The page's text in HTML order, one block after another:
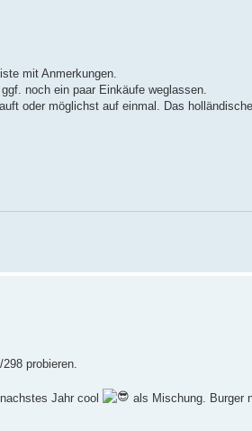
mit Anmerkungen.
noch ein paar Einkäufe weglassen.
oder möglichst auf einmal. Das
probieren.
Jahr cool
als Mischung. Burger